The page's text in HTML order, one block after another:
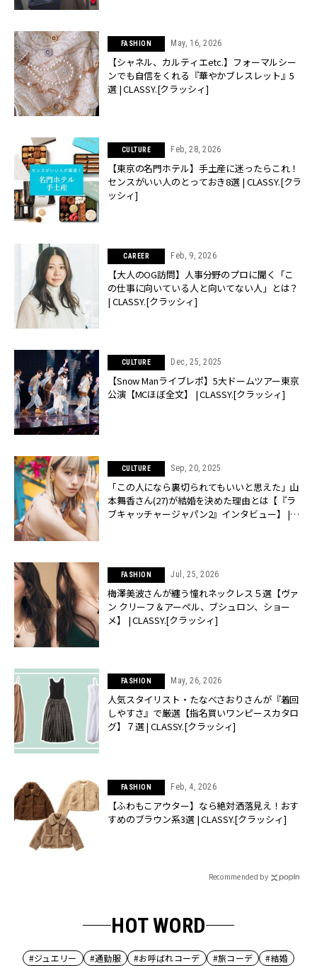
FASHION May, 16, 2026
【シャネル、カルティエetc.】フォーマルシー
ンでも自信をくれる『華やかブレスレット』5
選 | CLASSY.[クラッシィ]
CULTURE Feb, 28, 2026
【東京の名門ホテル】手土産に迷ったらこれ！
センスがいい人のとっておき8選 | CLASSY.[クラ
ッシィ]
CAREER Feb, 9, 2026
【大人のOG訪問】人事分野のプロに聞く「こ
の仕事に向いている人と向いてない人」とは？
| CLASSY.[クラッシィ]
CULTURE Dec, 25, 2025
【Snow Manライブレポ】5大ドームツアー東京
公演【MCほぼ全文】 | CLASSY.[クラッシィ]
CULTURE Sep, 20, 2025
「この人になら裏切られてもいいと思えた」山
本舞香さん(27)が結婚を決めた理由とは【『ラ
ブキャッチャージャパン2』インタビュー】 |
FASHION Jul, 25, 2026
梅澤美波さんが纏う憧れネックレス５選【ヴァ
ン クリーフ＆アーペル、ブシュロン、ショー
メ】 | CLASSY.[クラッシィ]
FASHION May, 26, 2026
人気スタイリスト・たなべさおりさんが『着回
しやすさ』で厳選【指名買いワンピースカタロ
グ】７選 | CLASSY.[クラッシィ]
FASHION Feb, 4, 2026
【ふわもこアウター】なら絶対洒落見え！おす
すめのブラウン系3選 | CLASSY.[クラッシィ]
Recommended by
HOT WORD
#ジュエリー #通勤服 #お呼ばれコーデ #旅コーデ
#結婚